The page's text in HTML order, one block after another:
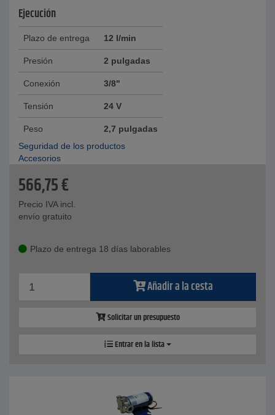
Ejecución
Plazo de entrega 12 l/min
Presión 2 pulgadas
Conexión 3/8"
Tensión 24 V
Peso
2,7 pulgadas
Seguridad de los productos
Accesorios
566,75€
Precio IVA incl.
envío gratuito
Plazo de entrega 18 días laborables
Añadir a la cesta
Solicitar un presupuesto
Entrar en la lista